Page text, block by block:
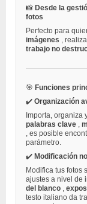
📸 Desde la
fotos
Perfecto para
imágenes
,
trabajo no
🎯 Funciones
✔️ Organización
Importa, organiza
palabras clave
, es posible
parámetro.
✔️ Modificación
Modifica tus fotos
ajustes a nivel de
del blanco
testo italiano da